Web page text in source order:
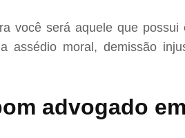
você será aquele que possui
assédio moral, demissão
advogado